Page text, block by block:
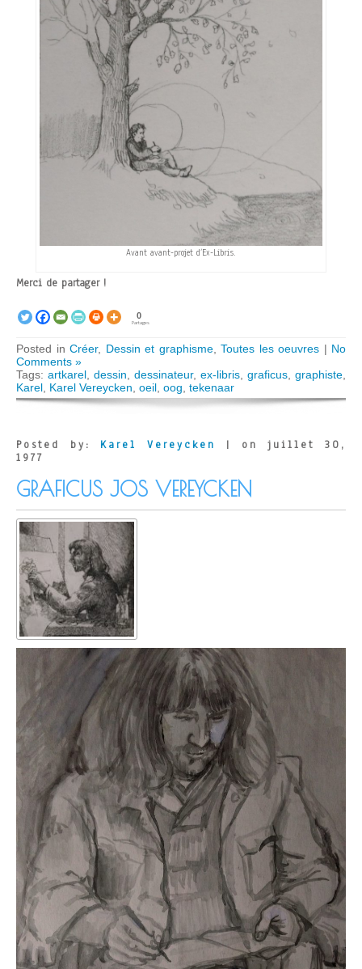
Avant avant-projet d’Ex-Libris.
Merci de partager !
0
Partages
Posted in Créer, Dessin et graphisme, Toutes les oeuvres | No
Comments »
Tags: artkarel, dessin, dessinateur, ex-libris, graficus, graphiste,
Karel, Karel Vereycken, oeil, oog, tekenaar
Posted by: Karel Vereycken
| on juillet 30,
1977
GRAFICUS JOS VEREYCKEN